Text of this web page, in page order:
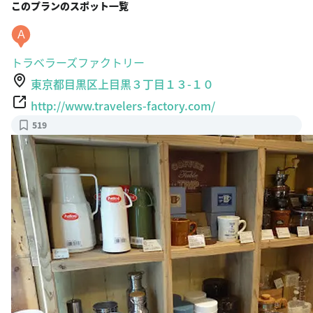
このプランのスポット一覧
A
トラベラーズファクトリー
東京都目黒区上目黒３丁目１３-１０
http://www.travelers-factory.com/
519